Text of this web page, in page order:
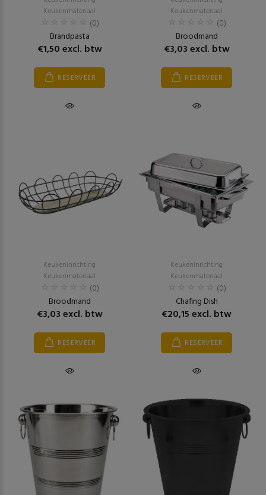
Keukenmateriaal
(0)
Brandpasta
€1,50 excl. btw
RESERVEER
Keukenmateriaal
(0)
Broodmand
€3,03 excl. btw
RESERVEER
Keukeninrichting
Keukenmateriaal
(0)
Broodmand
€3,03 excl. btw
RESERVEER
Keukeninrichting
Keukenmateriaal
(0)
Chafing Dish
€20,15 excl. btw
RESERVEER